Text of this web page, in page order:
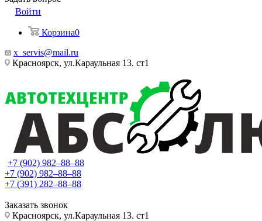
Войти
Корзина0
x_servis@mail.ru
Красноярск, ул.Караульная 13. ст1
+7 (902) 982‒88‒88
+7 (902) 982‒88‒88
+7 (391) 282‒88‒88
Заказать звонок
Красноярск, ул.Караульная 13. ст1